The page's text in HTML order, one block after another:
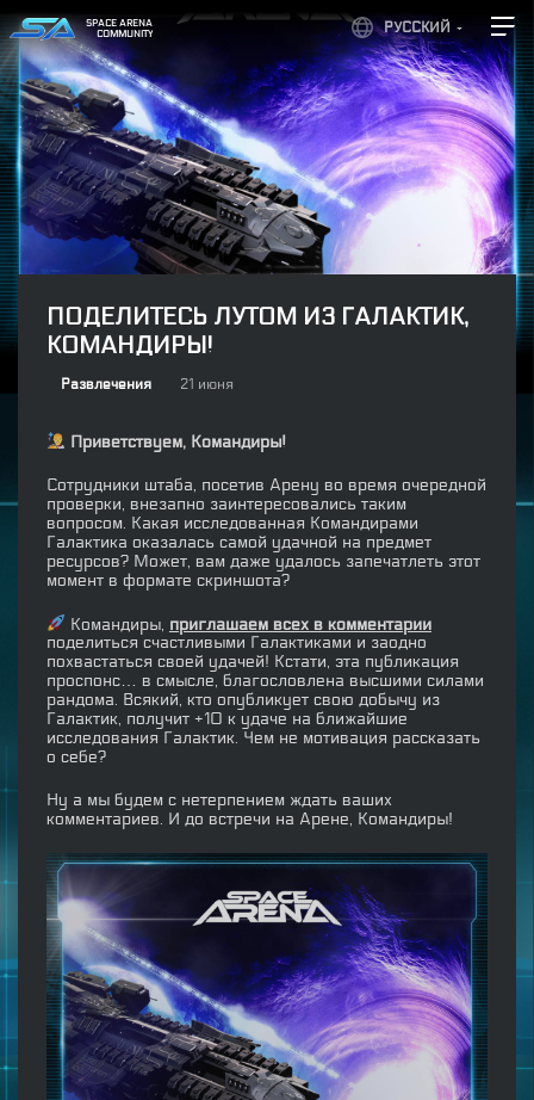
РУССКИЙ
SPACE ARENA
COMMUNITY
ПОДЕЛИТЕСЬ ЛУТОМ ИЗ ГАЛАКТИК,
КОМАНДИРЫ!
Развлечения 21 июня
Приветствуем, Командиры!
Сотрудники штаба, посетив Арену во время очередной
проверки, внезапно заинтересовались таким
вопросом. Какая исследованная Командирами
Галактика оказалась самой удачной на предмет
ресурсов? Может, вам даже удалось запечатлеть этот
момент в формате скриншота?
Командиры, приглашаем всех в комментарии
поделиться счастливыми Галактиками и заодно
похвастаться своей удачей! Кстати, эта публикация
проспонс… в смысле, благословлена высшими силами
рандома. Всякий, кто опубликует свою добычу из
Галактик, получит +10 к удаче на ближайшие
исследования Галактик. Чем не мотивация рассказать
о себе?
Ну а мы будем с нетерпением ждать ваших
комментариев. И до встречи на Арене, Командиры!